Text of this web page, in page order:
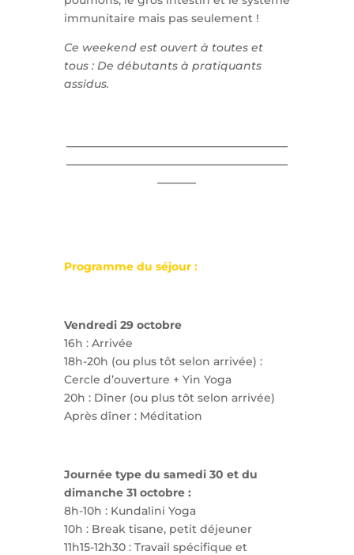
immunitaire mais pas seulement !
Ce weekend est ouvert à toutes et
tous : De débutants à pratiquants
assidus.
Programme du séjour :
Vendredi 29 octobre
16h : Arrivée
18h-20h (ou plus tôt selon arrivée) :
Cercle d’ouverture + Yin Yoga
20h : Dîner (ou plus tôt selon arrivée)
Après dîner : Méditation
Journée type du samedi 30 et du
dimanche 31 octobre :
8h-10h : Kundalini Yoga
10h : Break tisane, petit déjeuner
11h15-12h30 : Travail spécifique et